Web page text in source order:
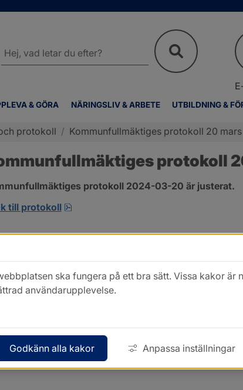
& GÖRA NÄRINGSLIV & ARBETE UTBILDNING &
webbplatsen
protokoll / Kommunfullmäktiges protokoll 20 mars
protokoll
protokoll 2024-03-20 är justerat.
till protokoll
pdf, 317.5 kB, öppnas i nytt fönster.
ska fungera på ett bra sätt. Vissa kakor är
användarupplevelse.
Godkänn alla kakor Anpassa inställningar